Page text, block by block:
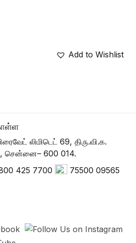
Add to Wishlist
லிமிடெட் 69, திரு.வி.க.
சென்னை– 600 014.
425 7700
75500 09565